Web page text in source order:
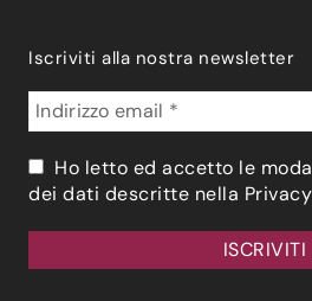
Iscriviti alla nostra newsletter
Ho letto ed accetto le
dei dati descritte nella